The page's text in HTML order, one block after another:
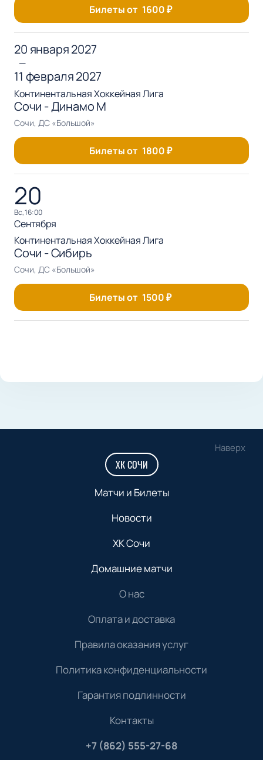
Билеты от 1600₽
20 января 2027
—
11 февраля 2027
Континентальная Хоккейная Лига
Сочи - Динамо М
Сочи, ДС «Большой»
Билеты от 1800₽
20
вс, 16:00
Сентября
Континентальная Хоккейная Лига
Сочи - Сибирь
Сочи, ДС «Большой»
Билеты от 1500₽
Наверх
ХК СОЧИ
Матчи и Билеты
Новости
ХК Сочи
Домашние матчи
О нас
Оплата и доставка
Правила оказания услуг
Политика конфиденциальности
Гарантия подлинности
Контакты
+7 (862) 555-27-68